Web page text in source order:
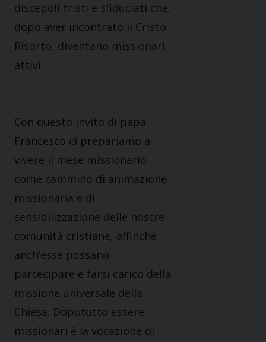
discepoli tristi e sfiduciati che,
dopo aver incontrato il Cristo
Risorto, diventano missionari
attivi.
Con questo invito di papa
Francesco ci prepariamo a
vivere il mese missionario
come cammino di animazione
missionaria e di
sensibilizzazione delle nostre
comunità cristiane, affinché
anch’esse possano
partecipare e farsi carico della
missione universale della
Chiesa. Dopotutto essere
missionari è la vocazione di